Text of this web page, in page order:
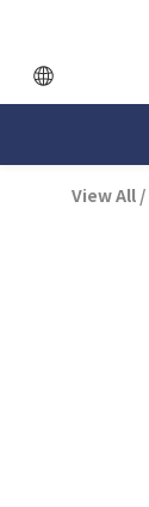
View All /